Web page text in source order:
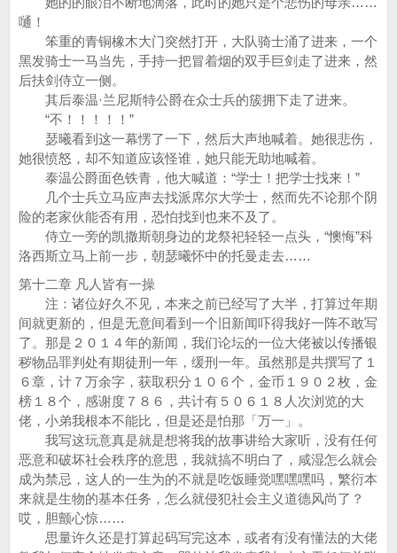
嗵！
笨重的青铜橡木大门突然打开，大队骑士涌了进来，一个
黑发骑士一马当先，手持一把冒着烟的双手巨剑走了进来，然
后扶剑侍立一侧。
其后泰温·兰尼斯特公爵在众士兵的簇拥下走了进来。
“不！！！！！”
瑟曦看到这一幕愣了一下，然后大声地喊着。她很悲伤，
她很愤怒，却不知道应该怪谁，她只能无助地喊着。
泰温公爵面色铁青，他大喊道：“学士！把学士找来！”
几个士兵立马应声去找派席尔大学士，然而先不论那个阴
险的老家伙能否有用，恐怕找到也来不及了。
侍立一旁的凯撒斯朝身边的龙祭祀轻轻一点头，“懊悔”科
洛西斯立马上前一步，朝瑟曦怀中的托曼走去……
第十二章 凡人皆有一操
注：诸位好久不见，本来之前已经写了大半，打算过年期
间就更新的，但是无意间看到一个旧新闻吓得我好一阵不敢写
了。那是２０１４年的新闻，我们论坛的一位大佬被以传播银
秽物品罪判处有期徒刑一年，缓刑一年。虽然那是共撰写了１
６章，计７万余字，获取积分１０６个，金币１９０２枚，金
榜１８个，感谢度７８６，共计有５０６１８人次浏览的大
佬，小弟我根本不能比，但是还是怕那「万一」。
我写这玩意真是就是想将我的故事讲给大家听，没有任何
恶意和破坏社会秩序的意思，我就搞不明白了，咸湿怎么就会
成为禁忌，这人的一生为的不就是吃饭睡觉嘿嘿嘿吗，繁衍本
来就是生物的基本任务，怎么就侵犯社会主义道德风尚了？
哎，胆颤心惊……
思量许久还是打算起码写完这本，或者有没有懂法的大佬